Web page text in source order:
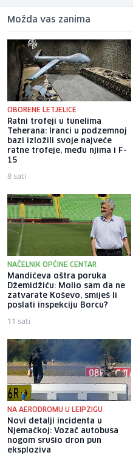
Možda vas zanima
OBORENE LETJELICE
Ratni trofeji u tunelima
Teherana: Iranci u podzemnoj
bazi izložili svoje najveće
ratne trofeje, među njima i F-
15
8 sati
NAČELNIK OPĆINE CENTAR
Mandićeva oštra poruka
Džemidžiću: Molio sam da ne
zatvarate Koševo, smiješ li
poslati inspekciju Borcu?
11 sati
NA AERODROMU U LEIPZIGU
Novi detalji incidenta u
Njemačkoj: Vozač autobusa
nogom srušio dron pun
eksploziva